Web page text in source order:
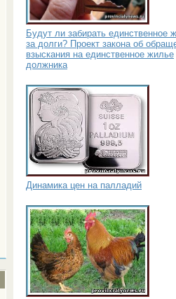
Будут ли забирать единственное
за долги? Проект закона об
взыскания на единственное жилье
должника
Динамика цен на палладий